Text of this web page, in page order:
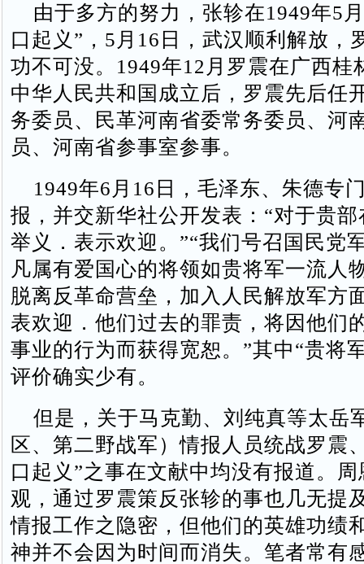
由于多方的努力，张轸在1949年5
口起义”，5月16日，武汉顺利解放，
功不可没。1949年12月罗震在广西桂
中华人民共和国成立后，罗震先后任
务委员、民革河南省委常务委员、河
员、河南省参事室参事。
1949年6月16日，毛泽东、朱德专
报，并交新华社公开发表：“对于贵
举义．表示欢迎。”“我们号召国民党
凡属有爱国心的将领如贵将军一流人
脱离反革命营垒，加入人民解放军方
表欢迎．他们过去的罪责，将因他们
事业的行为而获得宽恕。”其中“贵将
评价确实少有。
但是，关于马克勤、刘纯真等太岳
区、第二野战军）情报人员统战罗震
口起义”之事在文献中均没有报道。
观，通过罗震策反张轸的事也几无提
情报工作之隐密，但他们的英雄功绩
神并不会因为时间而消失。笔者常有